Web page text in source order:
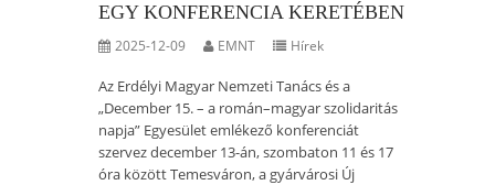
EGY KONFERENCIA KERETÉBEN
2025-12-09 EMNT Hírek
Az Erdélyi Magyar Nemzeti Tanács és a
„December 15. – a román–magyar szolidaritás
napja” Egyesület emlékező konferenciát
szervez december 13-án, szombaton 11 és 17
óra között Temesváron, a gyárvárosi Új